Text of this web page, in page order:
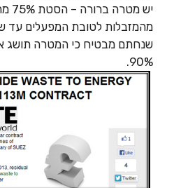
יש
שנחתם מבטיח כי המטרה תושג
90%.